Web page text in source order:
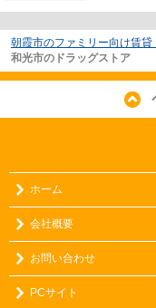
朝霞市のファミリー向け賃
和光市のドラッグストア
ホーム
会社概要
お問い合わせ
PCサイト